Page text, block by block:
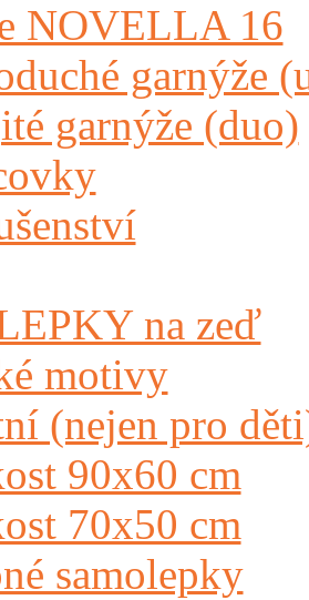
NOVELLA 16
garnýže
garnýže (duo)
na zeď
motivy
(nejen pro
90x60 cm
70x50 cm
samolepky